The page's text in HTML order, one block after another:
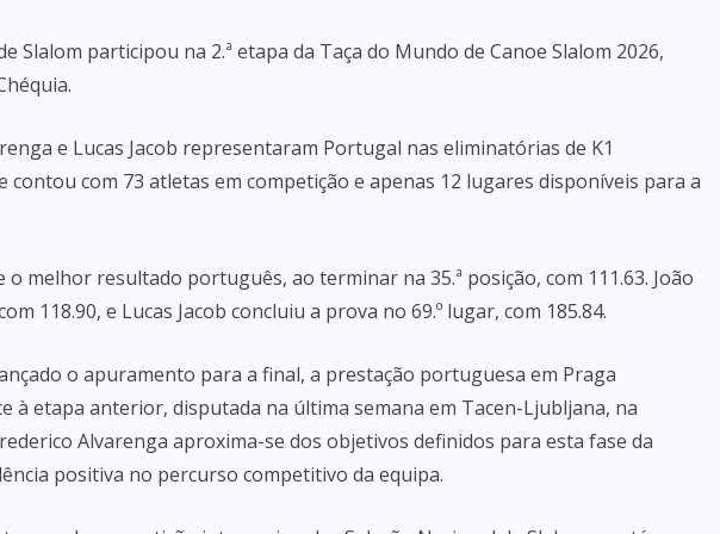
Slalom participou na 2.ª etapa da Taça do Mundo de Canoe Slalom 2026,
e Lucas Jacob representaram Portugal nas eliminatórias de K1
contou com 73 atletas em competição e apenas 12 lugares disponíveis para a
o melhor resultado português, ao terminar na 35.ª posição, com 111.63. João
118.90, e Lucas Jacob concluiu a prova no 69.º lugar, com 185.84.
o apuramento para a final, a prestação portuguesa em Praga
à etapa anterior, disputada na última semana em Tacen-Ljubljana, na
Alvarenga aproxima-se dos objetivos definidos para esta fase da
positiva no percurso competitivo da equipa.